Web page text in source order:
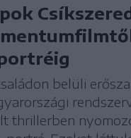
belüli
thrillerben